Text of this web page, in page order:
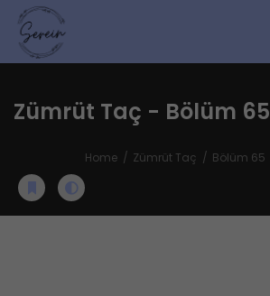
Zümrüt Taç - Bölüm 65
Home Zümrüt Taç Bölüm 65